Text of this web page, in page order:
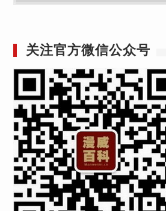
关注官方微信公众号